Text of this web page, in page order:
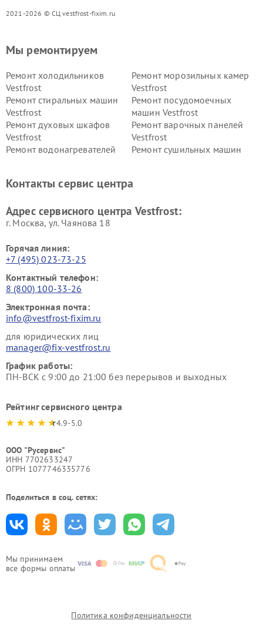
2021-2026 © СЦ vestfrost-fixim.ru
Мы принимаем
все формы оплаты
Мы ремонтируем
Ремонт холодильников
Vestfrost
Ремонт морозильных камер
Vestfrost
Ремонт стиральных машин
Vestfrost
Ремонт посудомоечных
машин Vestfrost
Ремонт духовых шкафов
Vestfrost
Ремонт варочных панелей
Vestfrost
Ремонт водонагревателей
Ремонт сушильных машин
Vestfrost
Контакты сервис центра
Адрес сервисного центра Vestfrost:
г. Москва, ул. Чаянова 18
Горячая линия:
+7 (495) 023-73-25
Контактный телефон:
8 (800) 100-33-26
Электронная почта:
info@vestfrost-fixim.ru
для юридических лиц
manager@fix-vestfrost.ru
График работы:
ПН-ВСК с 9:00 до 21:00 без перерывов и выходных
Рейтинг сервисного центра
4.9-5.0
ООО "Русервис"
ИНН 7702633247
ОГРН 1077746335776
Поделиться в соц. сетях:
Политика конфиденциальности